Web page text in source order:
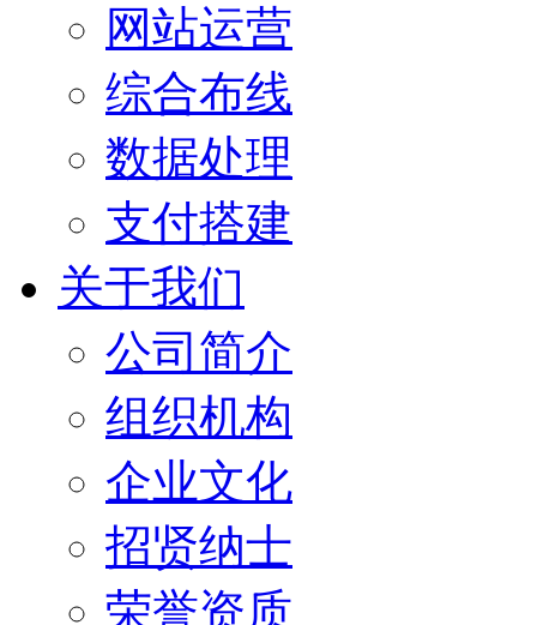
网站运营
综合布线
数据处理
支付搭建
关于我们
公司简介
组织机构
企业文化
招贤纳士
荣誉资质